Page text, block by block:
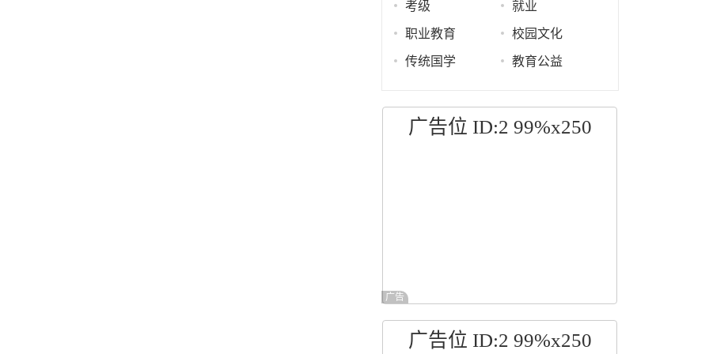
考级 就业
职业教育 校园文化
传统国学 教育公益
广告位 ID:2 99%x250
广告
广告位 ID:2 99%x250